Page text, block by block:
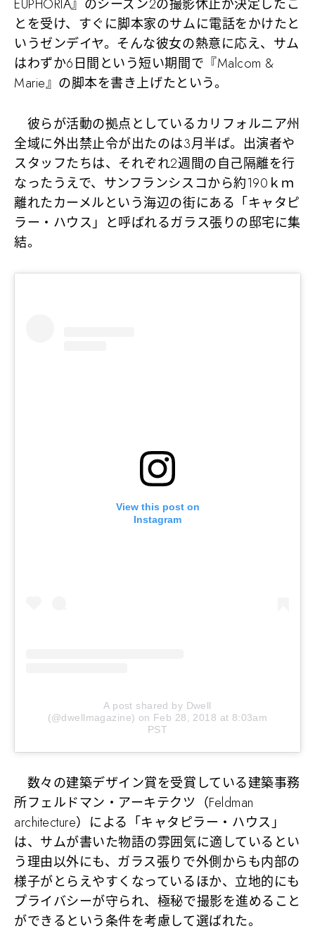
EUPHORIA』のシーズン2の撮影休止が決定したこ
とを受け、すぐに脚本家のサムに電話をかけたと
いうゼンデイヤ。そんな彼女の熱意に応え、サム
はわずか6日間という短い期間で『Malcom &
Marie』の脚本を書き上げたという。
彼らが活動の拠点としているカリフォルニア州
全域に外出禁止令が出たのは3月半ば。出演者や
スタッフたちは、それぞれ2週間の自己隔離を行
なったうえで、サンフランシスコから約190ｋｍ
離れたカーメルという海辺の街にある「キャタピ
ラー・ハウス」と呼ばれるガラス張りの邸宅に集
結。
View this post on
Instagram
A post shared by Dwell
(@dwellmagazine) on Feb 28, 2018 at 8:03am
PST
数々の建築デザイン賞を受賞している建築事務
所フェルドマン・アーキテクツ（Feldman
architecture）による「キャタピラー・ハウス」
は、サムが書いた物語の雰囲気に適しているとい
う理由以外にも、ガラス張りで外側からも内部の
様子がとらえやすくなっているほか、立地的にも
プライバシーが守られ、極秘で撮影を進めること
ができるという条件を考慮して選ばれた。